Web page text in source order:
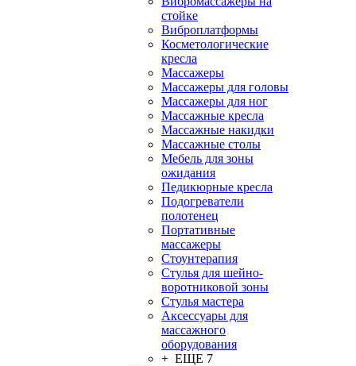
стойке
Виброплатформы
Косметологические
кресла
Массажеры
Массажеры для головы
Массажеры для ног
Массажные кресла
Массажные накидки
Массажные столы
Мебель для зоны
ожидания
Педикюрные кресла
Подогреватели
полотенец
Портативные
массажеры
Стоунтерапия
Стулья для шейно-
воротниковой зоны
Стулья мастера
Аксессуары для
массажного
оборудования
+ ЕЩЕ 7